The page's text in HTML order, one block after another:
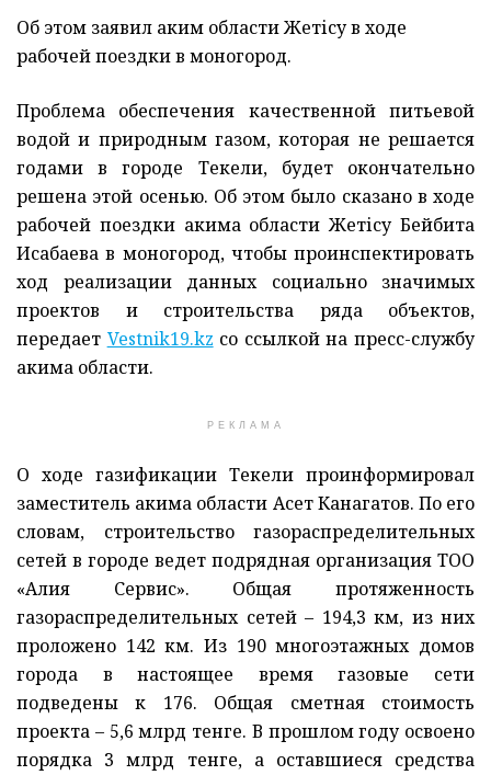
Об этом заявил аким области Жетісу в ходе
рабочей поездки в моногород.
Проблема обеспечения качественной питьевой
водой и природным газом, которая не решается
годами в городе Текели, будет окончательно
решена этой осенью. Об этом было сказано в ходе
рабочей поездки акима области Жетісу Бейбита
Исабаева в моногород, чтобы проинспектировать
ход реализации данных социально значимых
проектов и строительства ряда объектов,
передает Vestnik19.kz со ссылкой на пресс-службу
акима области.
РЕКЛАМА
О ходе газификации Текели проинформировал
заместитель акима области Асет Канагатов. По его
словам, строительство газораспределительных
сетей в городе ведет подрядная организация ТОО
«Алия Сервис». Общая протяженность
газораспределительных сетей – 194,3 км, из них
проложено 142 км. Из 190 многоэтажных домов
города в настоящее время газовые сети
подведены к 176. Общая сметная стоимость
проекта – 5,6 млрд тенге. В прошлом году освоено
порядка 3 млрд тенге, а оставшиеся средства